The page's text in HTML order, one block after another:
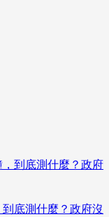
底測什麼？政府沒